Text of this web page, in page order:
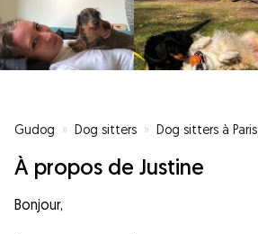
Gudog » Dog sitters » Dog sitters à Paris
À propos de Justine
Bonjour,